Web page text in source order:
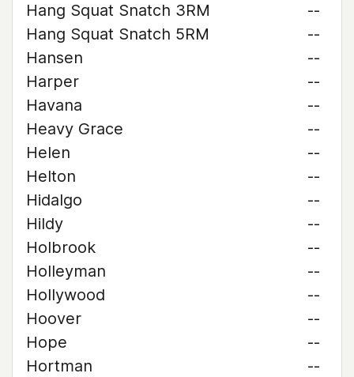
Hang Squat Snatch 3RM
--
Hang Squat Snatch 5RM
--
Hansen
--
Harper
--
Havana
--
Heavy Grace
--
Helen
--
Helton
--
Hidalgo
--
Hildy
--
Holbrook
--
Holleyman
--
Hollywood
--
Hoover
--
Hope
--
Hortman
--